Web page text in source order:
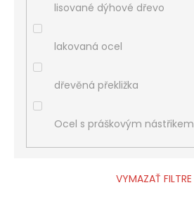
lisované dýhové dřevo
lakovaná ocel
dřevěná překližka
Ocel s práškovým nástřikem
VYMAZAŤ FILTRE